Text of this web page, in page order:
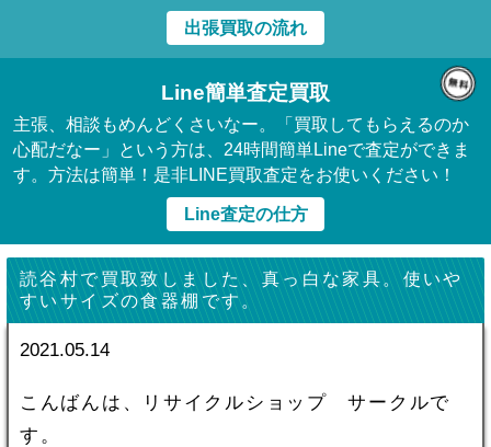
出張買取の流れ
Line簡単査定買取
主張、相談もめんどくさいなー。「買取してもらえるのか
心配だなー」という方は、24時間簡単Lineで査定ができま
す。方法は簡単！是非LINE買取査定をお使いください！
Line査定の仕方
読谷村で買取致しました、真っ白な家具。使いや
すいサイズの食器棚です。
2021.05.14
こんばんは、リサイクルショップ サークルで
す。